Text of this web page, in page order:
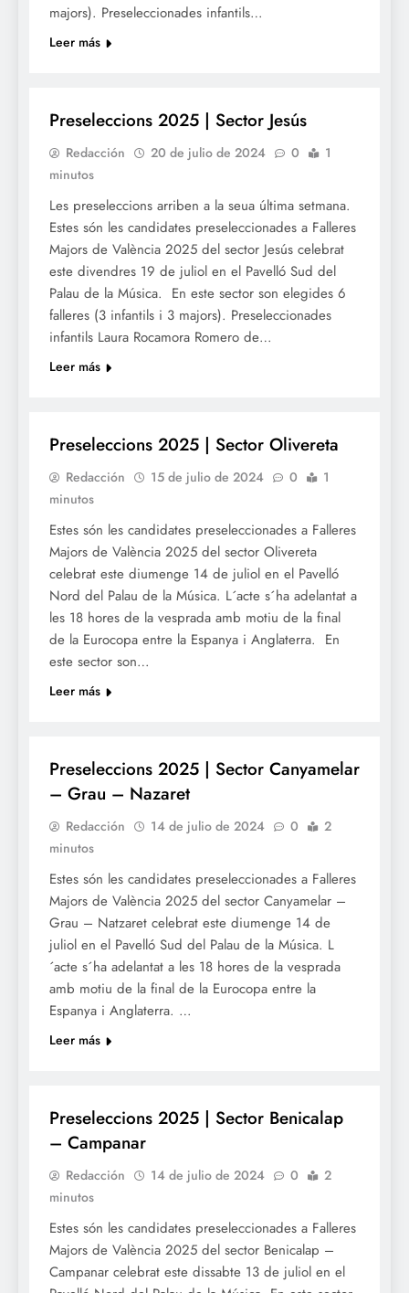
majors). Preseleccionades infantils…
Leer más
Preseleccions 2025 | Sector Jesús
Redacción 20 de julio de 2024 0
1
minutos
Les preseleccions arriben a la seua última setmana.
Estes són les candidates preseleccionades a Falleres
Majors de València 2025 del sector Jesús celebrat
este divendres 19 de juliol en el Pavelló Sud del
Palau de la Música. En este sector son elegides 6
falleres (3 infantils i 3 majors). Preseleccionades
infantils Laura Rocamora Romero de…
Leer más
Preseleccions 2025 | Sector Olivereta
Redacción 15 de julio de 2024 0
1
minutos
Estes són les candidates preseleccionades a Falleres
Majors de València 2025 del sector Olivereta
celebrat este diumenge 14 de juliol en el Pavelló
Nord del Palau de la Música. L´acte s´ha adelantat a
les 18 hores de la vesprada amb motiu de la final
de la Eurocopa entre la Espanya i Anglaterra. En
este sector son…
Leer más
Preseleccions 2025 | Sector Canyamelar
– Grau – Nazaret
Redacción 14 de julio de 2024 0
2
minutos
Estes són les candidates preseleccionades a Falleres
Majors de València 2025 del sector Canyamelar –
Grau – Natzaret celebrat este diumenge 14 de
juliol en el Pavelló Sud del Palau de la Música. L
´acte s´ha adelantat a les 18 hores de la vesprada
amb motiu de la final de la Eurocopa entre la
Espanya i Anglaterra. …
Leer más
Preseleccions 2025 | Sector Benicalap
– Campanar
Redacción 14 de julio de 2024 0
2
minutos
Estes són les candidates preseleccionades a Falleres
Majors de València 2025 del sector Benicalap –
Campanar celebrat este dissabte 13 de juliol en el